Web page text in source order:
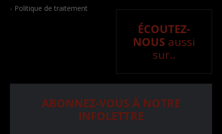
- Politique de traitement
ÉCOUTEZ-
NOUS aussi
sur..
ABONNEZ-VOUS À NOTRE
INFOLETTRE